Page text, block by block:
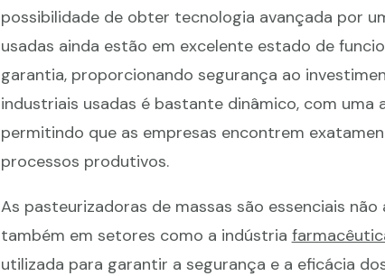
possibilidade de obter tecnologia avançada por
usadas ainda estão em excelente estado de
garantia, proporcionando segurança ao
industriais usadas é bastante dinâmico, com uma
permitindo que as empresas encontrem
processos produtivos.
As pasteurizadoras de massas são essenciais
também em setores como a indústria
utilizada para garantir a segurança e a eficácia